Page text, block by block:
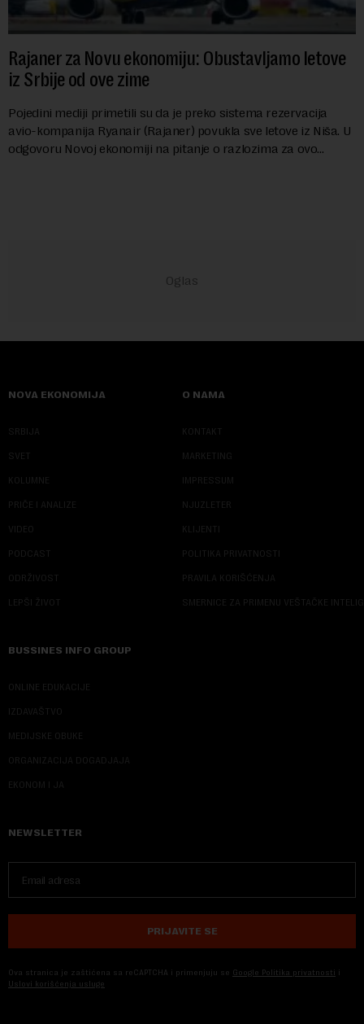
Rajaner za Novu ekonomiju: Obustavljamo letove
iz Srbije od ove zime
Pojedini mediji primetili su da je preko sistema rezervacija
avio-kompanija Ryanair (Rajaner) povukla sve letove iz Niša. U
odgovoru Novoj ekonomiji na pitanje o razlozima za ovo
NOVA EKONOMIJA
SRBIJA
SVET
KOLUMNE
PRIČE I ANALIZE
VIDEO
PODCAST
ODRŽIVOST
LEPŠI ŽIVOT
O NAMA
KONTAKT
MARKETING
IMPRESSUM
NJUZLETER
KLIJENTI
POLITIKA PRIVATNOSTI
PRAVILA KORIŠĆENJA
SMERNICE ZA PRIMENU VEŠTAČKE
BUSSINES INFO GROUP
ONLINE EDUKACIJE
IZDAVAŠTVO
MEDIJSKE OBUKE
ORGANIZACIJA DOGADJAJA
EKONOM I JA
NEWSLETTER
PRIJAVITE SE
Ova stranica je zaštićena sa reCAPTCHA i primenjuju se Google Politika privatnosti i
Uslovi korišćenja usluge